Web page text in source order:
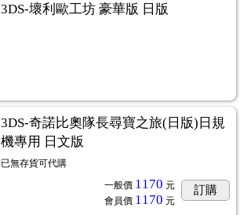
3DS-壞利歐工坊 豪華版 日版
3DS-奇諾比奧隊長尋寶之旅(日版)日規
機專用 日文版
已無存貨可代購
一般價 1170 元
會員價 1170 元
訂購